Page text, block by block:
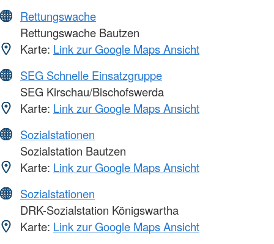
Rettungswache
Rettungswache Bautzen
Karte: Link zur Google Maps Ansicht
SEG Schnelle Einsatzgruppe
SEG Kirschau/Bischofswerda
Karte: Link zur Google Maps Ansicht
Sozialstationen
Sozialstation Bautzen
Karte: Link zur Google Maps Ansicht
Sozialstationen
DRK-Sozialstation Königswartha
Karte: Link zur Google Maps Ansicht